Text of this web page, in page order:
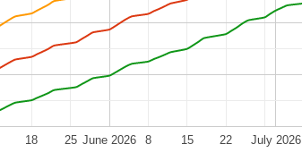
June 2026 July 2026
18 25 8 15 22